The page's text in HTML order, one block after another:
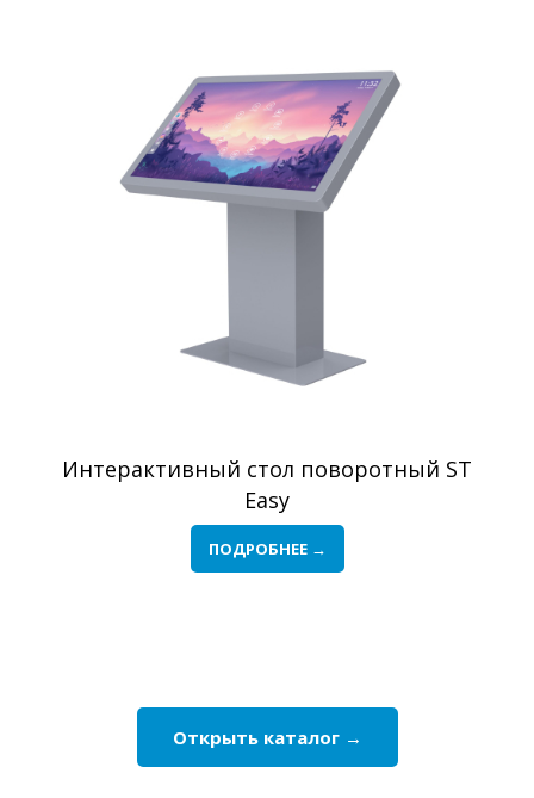
Интерактивный стол поворотный ST
Easy
ПОДРОБНЕЕ →
Открыть каталог →